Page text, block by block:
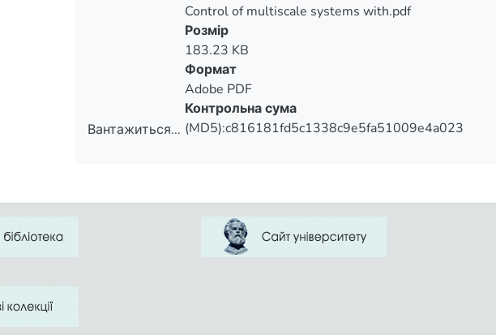
Вантажиться...
Control of multiscale systems with.pdf
Розмір
183.23 KB
Формат
Adobe PDF
Контрольна сума
(MD5):c816181fd5c1338c9e5fa51009e4a023